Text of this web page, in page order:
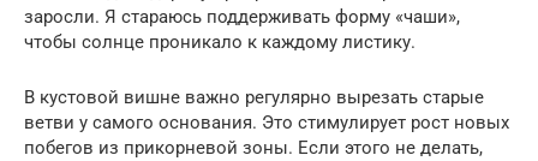
заросли. Я стараюсь поддерживать форму «чаши»,
чтобы солнце проникало к каждому листику.
В кустовой вишне важно регулярно вырезать старые
ветви у самого основания. Это стимулирует рост новых
побегов из прикорневой зоны. Если этого не делать,